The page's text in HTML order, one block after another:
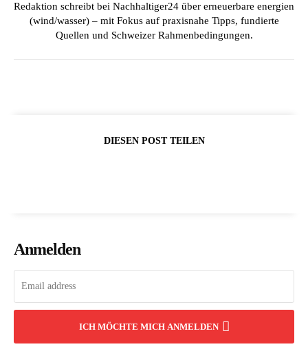
Redaktion schreibt bei Nachhaltiger24 über erneuerbare energien
(wind/wasser) – mit Fokus auf praxisnahe Tipps, fundierte
Quellen und Schweizer Rahmenbedingungen.
DIESEN POST TEILEN
Anmelden
ICH MÖCHTE MICH ANMELDEN